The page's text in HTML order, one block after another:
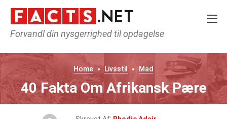
Forvandl din nysgerrighed til opdagelse
Home Livsstil Mad
40 Fakta Om Afrikansk Pære